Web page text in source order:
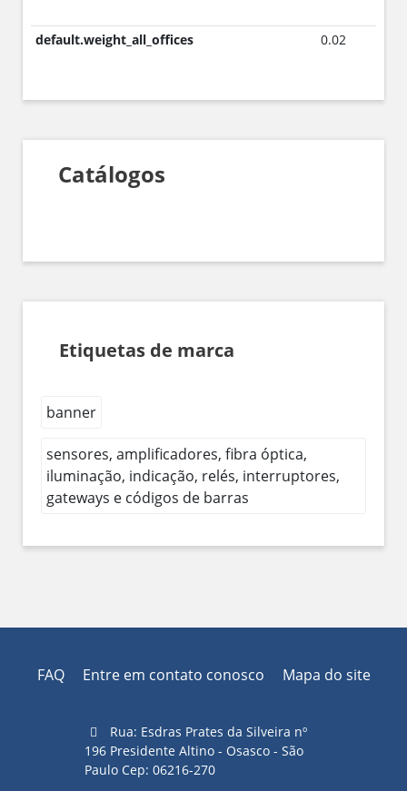
default.weight_all_offices 0.02
Catálogos
Etiquetas de marca
banner
sensores, amplificadores, fibra óptica,
iluminação, indicação, relés, interruptores,
gateways e códigos de barras
FAQ Entre em contato conosco Mapa do site
Rua: Esdras Prates da Silveira nº
196 Presidente Altino - Osasco - São
Paulo Cep: 06216-270